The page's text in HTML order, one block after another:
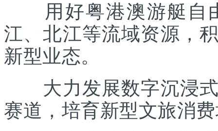
用好粤港澳游艇自
江、北江等流域资源，
新型业态。
大力发展数字沉浸式
赛道，培育新型文旅消